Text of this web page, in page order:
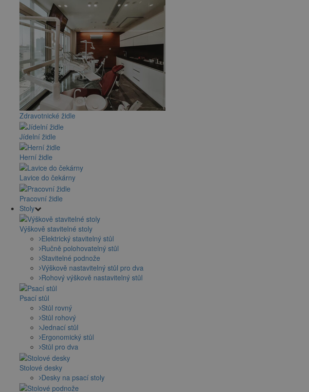
Zdravotnické židle
Jídelní židle
Herní židle
Lavice do čekárny
Pracovní židle
Stoly
Výškově stavitelné stoly
Elektrický stavitelný stůl
Ručně polohovatelný stůl
Stavitelné podnože
Výškově nastavitelný stůl pro dva
Rohový výškově nastavitelný stůl
Psací stůl
Stůl rovný
Stůl rohový
Jednací stůl
Ergonomický stůl
Stůl pro dva
Stolové desky
Desky na psací stoly